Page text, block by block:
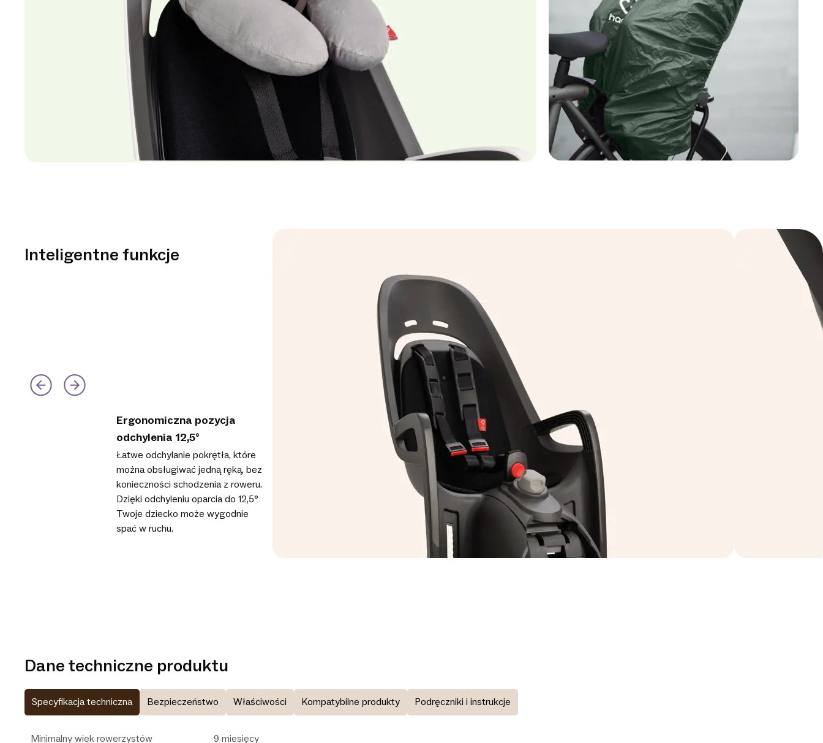
Inteligentne funkcje
Ergonomiczna pozycja
odchylenia 12,5°
Łatwe odchylanie pokrętła, które
można obsługiwać jedną ręką, bez
konieczności schodzenia z roweru.
Dzięki odchyleniu oparcia do 12,5°
Twoje dziecko może wygodnie
spać w ruchu.
Dane techniczne produktu
Specyfikacja techniczna Bezpieczeństwo Właściwości Kompatybilne produkty Podręczniki i instrukcje
Minimalny wiek rowerzystów
9 miesięcy